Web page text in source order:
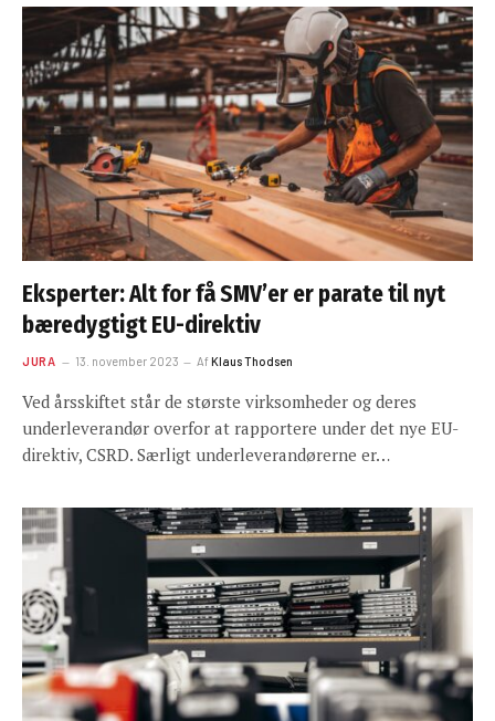
Eksperter: Alt for få SMV’er er parate til nyt
bæredygtigt EU-direktiv
JURA 13. november 2023 AfKlaus Thodsen
Ved årsskiftet står de største virksomheder og deres
underleverandør overfor at rapportere under det nye EU-
direktiv, CSRD. Særligt underleverandørerne er…